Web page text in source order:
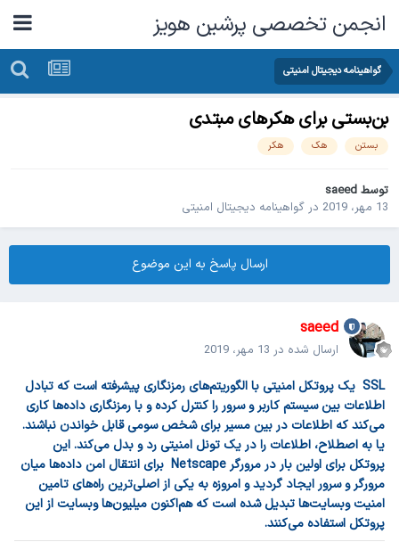
انجمن تخصصی پرشین هویز
گواهینامه دیجیتال امنیتی
بن‌بستی برای هکرهای مبتدی
بستن هک هکر
توسط saeed
13 مهر، 2019
در گواهینامه دیجیتال امنیتی
ارسال پاسخ به این موضوع
saeed
ارسال شده در 13 مهر، 2019
SSL یک پروتکل امنیتی با الگوریتم‌های رمزنگاری پیشرفته است که تبادل
اطلاعات بین سیستم کاربر و سرور را کنترل کرده و با رمزنگاری داده‌ها کاری
می‌کند که اطلاعات در بین مسیر برای شخص سومی قابل خواندن نباشند.
یا به اصطلاح، اطلاعات را در یک تونل امنیتی رد و بدل می‌کند. این
پروتکل برای اولین بار در مرورگر Netscape برای انتقال امن داده‌ها میان
مرورگر و سرور ایجاد گردید و امروزه به یکی از اصلی‌ترین راه‌های تامین
امنیت وبسایت‌ها تبدیل شده است که هم‌اکنون میلیون‌ها وبسایت از این
پروتکل استفاده می‌کنند.